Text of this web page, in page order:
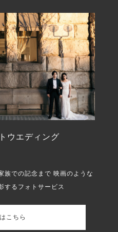
ウエディング
族での記念まで 映画のような
するフォトサービス
こちら